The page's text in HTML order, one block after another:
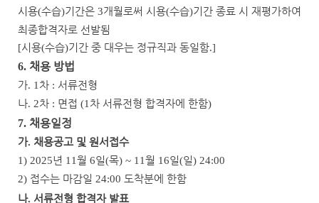
시용(수습)기간은 3개월로써 시용(수습)기간 종료 시 재평가하여
최종합격자로 선발됨
[시용(수습)기간 중 대우는 정규직과 동일함.]
6. 채용 방법
가. 1 차 : 서류전형
나. 2차 : 면접 (1 차 서류전형 합격자에 한함)
7. 채용일정
가. 채용공고 및 원서접수
1) 2025년 11월 6일(목) ~ 11월 16일(일) 24:00
2) 접수는 마감일 24:00 도착분에 한함
나. 서류전형 합격자 발표